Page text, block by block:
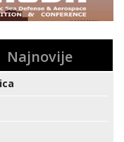
Najnovije